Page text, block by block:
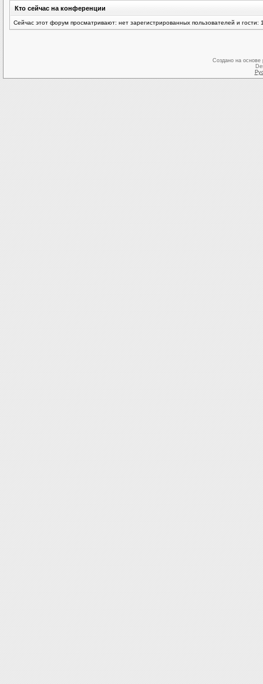
Кто сейчас на конференции
Сейчас этот форум просматривают: нет зарегистрированных пользователей и гости:
Создано на основе